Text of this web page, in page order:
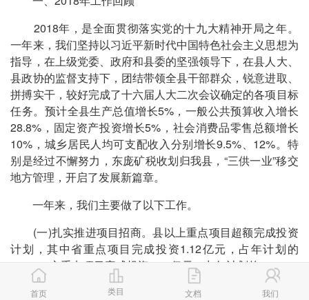
2018年，是全面贯彻落实党的十九大精神开局之年。
一年来，我们坚持以习近平新时代中国特色社会主义思想为
指导，在上级党委、政府和县委的坚强领导下，在县人大、
县政协的监督支持下，团结带领全县干部群众，锐意进取、
拼搏实干，较好完成了十六届人大二次会议确定的各项目标
任务。预计全县生产总值增长5%，一般公共预算收入增长
28.8%，固定资产投资增长5%，社会消费品零售总额增长
10%，城乡居民人均可支配收入分别增长9.5%、12%。特
别是经过不懈努力，东庞矿税收划归我县，“三供一业”移交
地方管理，开启了发展新篇章。
一年来，我们主要做了以下工作。
(一)扎实推进项目招商。县以上重点项目超额完成投资
计划，其中省重点项目完成投资1.12亿元，占年计划的
112%，市重点项目完成投资18.5亿元，占年计划的110%。
昕大洋生物微生物添加剂及生产研发综合基地项目，列入省
首页 类目 文档 我们